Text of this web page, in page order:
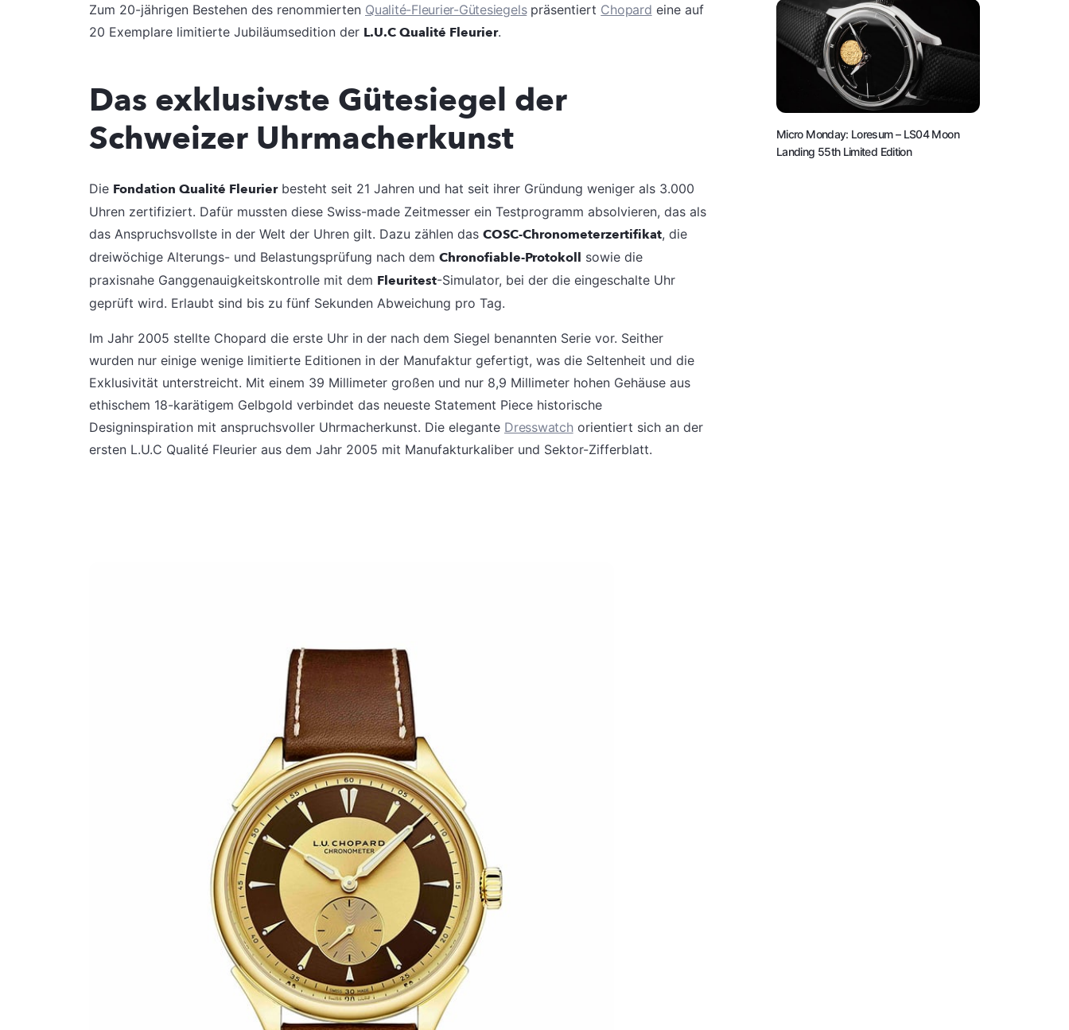
Zum 20-jährigen Bestehen des renommierten Qualité-Fleurier-Gütesiegelspräsentiert Chopard eine auf
20 Exemplare limitierte Jubiläumsedition der L.U.C Qualité Fleurier.
Das exklusivste Gütesiegel der
Schweizer Uhrmacherkunst
Die Fondation Qualité Fleurierbesteht seit 21 Jahren und hat seit ihrer Gründung weniger als 3.000
Uhren zertifiziert. Dafür mussten diese Swiss-made Zeitmesser ein Testprogramm absolvieren, das als
das Anspruchsvollste in der Welt der Uhren gilt. Dazu zählen das COSC-Chronometerzertifikat, die
dreiwöchige Alterungs- und Belastungsprüfung nach dem Chronofiable-Protokoll sowie die
praxisnahe Ganggenauigkeitskontrolle mit dem Fleuritest-Simulator, bei der die eingeschalte Uhr
geprüft wird. Erlaubt sind bis zu fünf Sekunden Abweichung pro Tag.
Im Jahr 2005 stellte Chopard die erste Uhr in der nach dem Siegel benannten Serie vor. Seither
wurden nur einige wenige limitierte Editionen in der Manufaktur gefertigt, was die Seltenheit und die
Exklusivität unterstreicht. Mit einem 39 Millimeter großen und nur 8,9 Millimeter hohen Gehäuse aus
ethischem 18-karätigem Gelbgold verbindet das neueste Statement Piece historische
Designinspiration mit anspruchsvoller Uhrmacherkunst. Die elegante Dresswatchorientiert sich an der
ersten L.U.C Qualité Fleurier aus dem Jahr 2005 mit Manufakturkaliber und Sektor-Zifferblatt.
Micro Monday: Loresum – LS04 Moon
Landing 55th Limited Edition